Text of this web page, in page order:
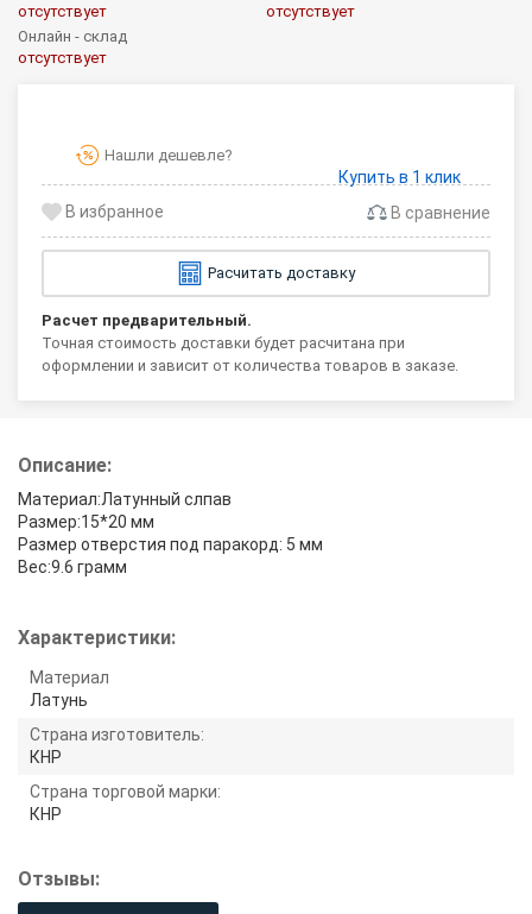
отсутствует
отсутствует
Онлайн - склад
отсутствует
Нашли дешевле?
Купить в 1 клик
В сравнение
Расчитать доставку
Расчет предварительный.
Точная стоимость доставки будет расчитана при
оформлении и зависит от количества товаров в заказе.
Описание:
Материал:Латунный слпав
Размер:15*20 мм
Размер отверстия под паракорд: 5 мм
Вес:9.6 грамм
Характеристики:
Материал
Латунь
Страна изготовитель:
КНР
Страна торговой марки:
КНР
Отзывы: